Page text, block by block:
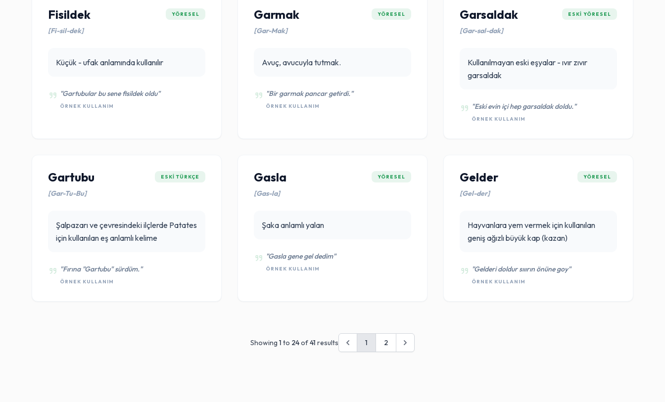
Fisildek
[Fi-sil-dek]
YÖRESEL
Küçük - ufak anlamında kullanılır
"Gartubular bu sene fisildek oldu"
ÖRNEK KULLANIM
Garmak
[Gar-Mak]
YÖRESEL
Avuç, avucuyla tutmak.
"Bir garmak pancar getirdi."
ÖRNEK KULLANIM
Garsaldak
[Gar-sal-dak]
ESKI YÖRESEL
Kullanılmayan eski eşyalar - ıvır zıvır
garsaldak
"Eski evin içi hep garsaldak doldu."
ÖRNEK KULLANIM
Gartubu
[Gar-Tu-Bu]
ESKI TÜRKÇE
Şalpazarı ve çevresindeki ilçlerde Patates
için kullanılan eş anlamlı kelime
"Fırına "Gartubu" sürdüm."
ÖRNEK KULLANIM
Gasla
[Gas-la]
YÖRESEL
Şaka anlamlı yalan
"Gasla gene gel dedim"
ÖRNEK KULLANIM
Gelder
[Gel-der]
YÖRESEL
Hayvanlara yem vermek için kullanılan
geniş ağızlı büyük kap (kazan)
"Gelderi doldur sııırın önüne goy"
ÖRNEK KULLANIM
Showing 1 to 24of41 results 1 2